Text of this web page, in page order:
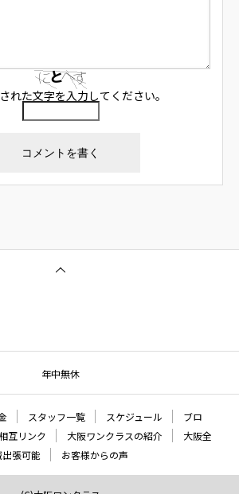
れた文字を入力してください。
年中無休
スタッフ一覧 スケジュール
ブロ
相互リンク 大阪ワンクラスの紹介
大阪全
出張可能
お客様からの声